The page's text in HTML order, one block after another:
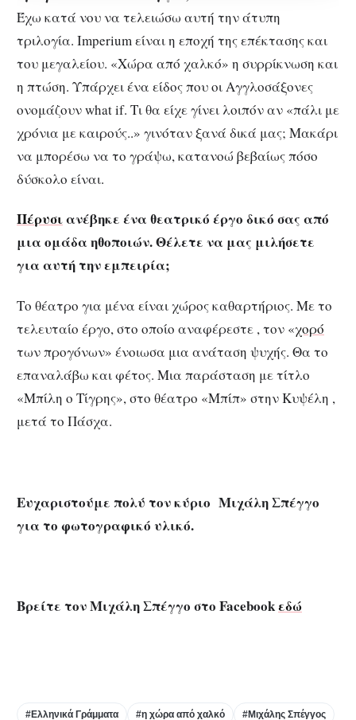
Έχω κατά νου να τελειώσω αυτή την άτυπη
τριλογία. Imperium είναι η εποχή της επέκτασης και
του μεγαλείου. «Χώρα από χαλκό» η συρρίκνωση και
η πτώση. Υπάρχει ένα είδος που οι Αγγλοσάξονες
ονομάζουν what if. Τι θα είχε γίνει λοιπόν αν «πάλι με
χρόνια με καιρούς..» γινόταν ξανά δικά μας; Μακάρι
να μπορέσω να το γράψω, κατανοώ βεβαίως πόσο
δύσκολο είναι.
Πέρυσιανέβηκε ένα θεατρικό έργο δικό σας από
μια ομάδα ηθοποιών. Θέλετε να μας μιλήσετε
για αυτή την εμπειρία;
Το θέατρο για μένα είναι χώρος καθαρτήριος. Με το
τελευταίο έργο, στο οποίο αναφέρεστε , τον «χορό
των προγόνων» ένοιωσα μια ανάταση ψυχής. Θα το
επαναλάβω και φέτος. Μια παράσταση με τίτλο
«Μπίλη ο Τίγρης», στο θέατρο «Μπίπ» στην Κυψέλη ,
μετά το Πάσχα.
Ευχαριστούμε πολύ τον κύριο Μιχάλη Σπέγγο
για το φωτογραφικό υλικό.
Βρείτε τον Μιχάλη Σπέγγο στο Facebookεδώ
#Ελληνικά Γράμματα #η χώρα από χαλκό #Μιχάλης Σπέγγος